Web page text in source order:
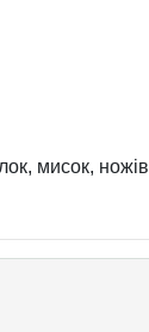
мисок,